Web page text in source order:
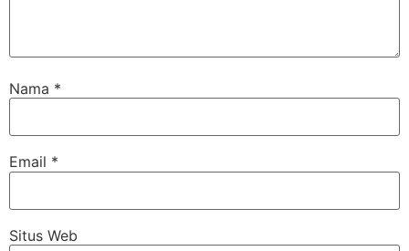
Nama *
Email *
Situs Web